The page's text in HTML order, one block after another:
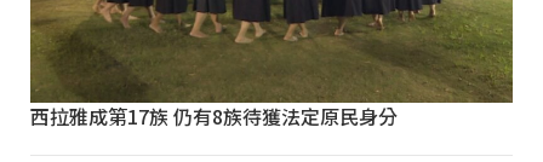
西拉雅成第17族 仍有8族待獲法定原民身分